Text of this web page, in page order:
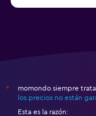
*
momondo siempre
los precios no están
Esta es la razón: